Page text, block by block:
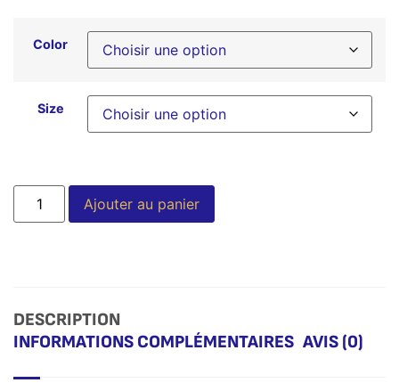
Color
Size
Ajouter au panier
DESCRIPTION
INFORMATIONS COMPLÉMENTAIRES AVIS (0)